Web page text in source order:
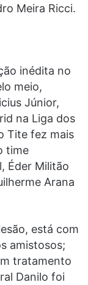
Meira Ricci.
inédita no
meio,
Júnior,
na Liga dos
Tite fez mais
time
Éder Militão
Arana
está com
amistosos;
tratamento
Danilo foi